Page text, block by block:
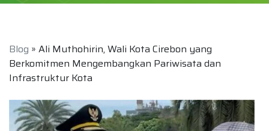
Blog » Ali Muthohirin, Wali Kota Cirebon yang
Berkomitmen Mengembangkan Pariwisata dan
Infrastruktur Kota